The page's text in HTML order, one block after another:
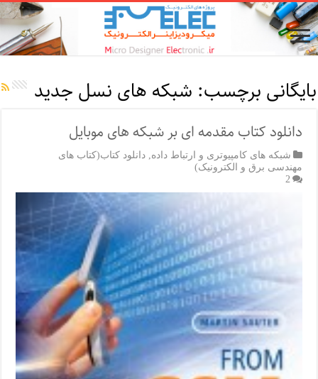
بایگانی برچسب: شبکه های نسل جدید
دانلود کتاب مقدمه ای بر شبکه های موبایل
شبکه های کامپیوتری و ارتباط داده ,دانلود کتاب(کتاب های
مهندسی برق و الکترونیک)
2